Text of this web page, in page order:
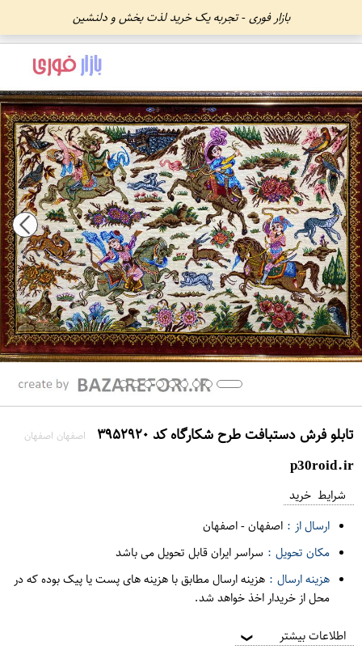
بازار فوری - تجربه یک خرید لذت بخش و دلنشین
تابلو فرش دستبافت طرح شکارگاه کد ۳۹۵۲۹۲۰ اصفهان اصفهان
p30roid.ir
شرایط خرید
ارسال از : اصفهان-اصفهان
مکان تحویل : سراسر ایران قابل تحویل می باشد
هزینه ارسال : هزینه ارسال مطابق با هزینه های پست یا پیک بوده که در
محل از خریدار اخذ خواهد شد.
اطلاعات بیشتر ❯